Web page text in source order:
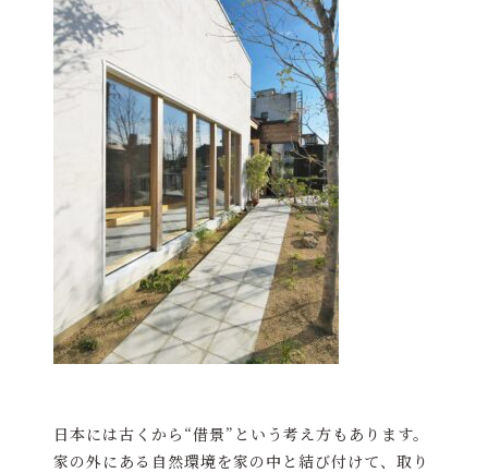
日本には古くから“借景”という考え方もあります。
家の外にある自然環境を家の中と結び付けて、取り